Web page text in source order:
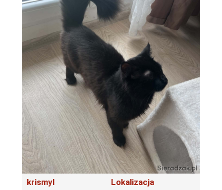
krismyl Lokalizacja